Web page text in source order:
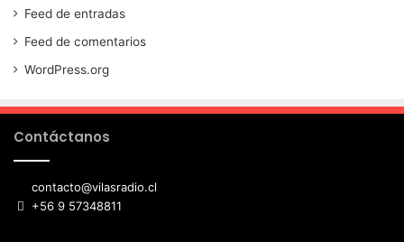
Feed de entradas
Feed de comentarios
WordPress.org
Contáctanos
contacto@vilasradio.cl
+56 9 57348811